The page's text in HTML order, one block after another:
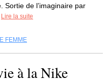
Sortie de l’imaginaire par
Lire la suite
FEMME
à la Nike